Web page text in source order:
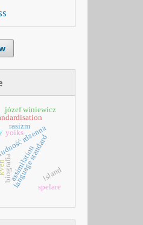
yoiks
rasizmrdzenna
language standard
biografiaassimilation
józef winiewicz
island
kven
spelare